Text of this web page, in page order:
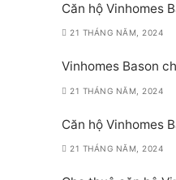
Căn hộ Vinhomes
21 THÁNG NĂM, 2024
Vinhomes Bason
21 THÁNG NĂM, 2024
Căn hộ Vinhomes
21 THÁNG NĂM, 2024